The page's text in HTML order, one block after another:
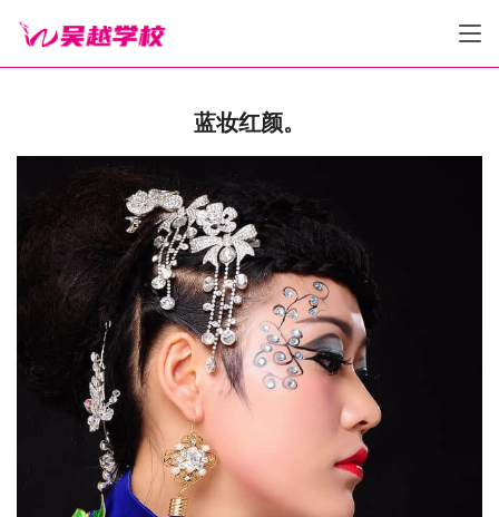
蓝妆红颜。